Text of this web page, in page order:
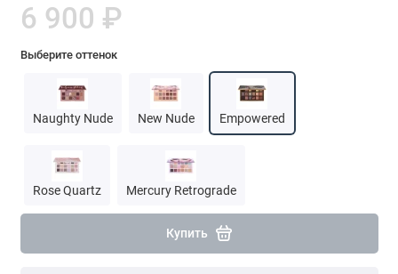
6 900 ₽
Выберите оттенок
Naughty Nude New Nude Empowered
Rose Quartz Mercury Retrograde
Купить